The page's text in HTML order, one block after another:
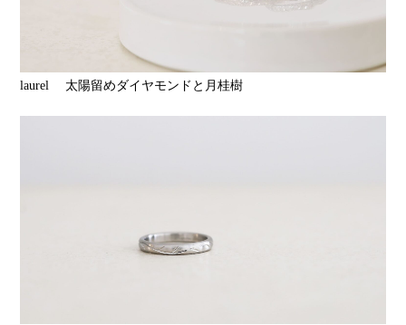
laurel 太陽留めダイヤモンドと月桂樹